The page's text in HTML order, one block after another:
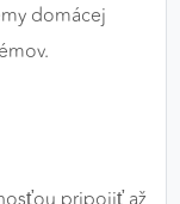
domácej
a to na
tretích strán.